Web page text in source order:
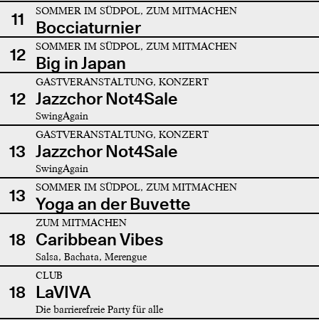
11 SOMMER IM SÜDPOL, ZUM MITMACHEN
Bocciaturnier
12
SOMMER IM SÜDPOL, ZUM MITMACHEN
Big in Japan
12
GASTVERANSTALTUNG, KONZERT
Jazzchor Not4Sale
SwingAgain
13
GASTVERANSTALTUNG, KONZERT
Jazzchor Not4Sale
SwingAgain
13 SOMMER IM SÜDPOL, ZUM MITMACHEN
Yoga an der Buvette
18
ZUM MITMACHEN
Caribbean Vibes
Salsa, Bachata, Merengue
18
CLUB
LaVIVA
Die barrierefreie Party für alle